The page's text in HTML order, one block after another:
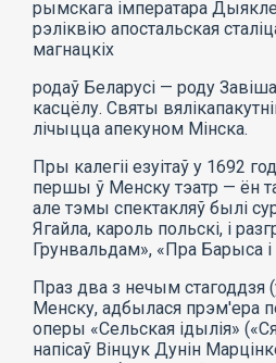
рымскага імператара
рэліквію апостальская
магнацкіх
родаў Беларусі — роду
касцёлу. Святы
лічыцца апекуном Мінска.
Пры калегіі езуітаў у 1692
першы ў Менску тэатр — ён
але тэмы спектакляў былі
Ягайла, кароль польскі, і
Грунвальдам», «Пра Барыса і
Праз два з нечым стагоддзя
Менску, адбылася прэм'ера
оперы «Сельская ідылія»
напісаў Вінцук Дунін